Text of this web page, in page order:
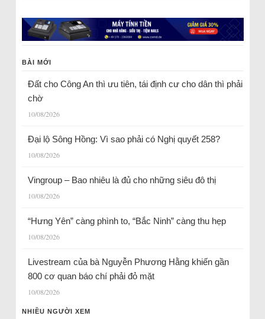
BÀI MỚI
Đất cho Công An thì ưu tiên, tái định cư cho dân thì phải
chờ
10/08/2026
Đại lộ Sông Hồng: Vì sao phải có Nghị quyết 258?
10/08/2026
Vingroup – Bao nhiêu là đủ cho những siêu đô thị
10/08/2026
“Hưng Yên” càng phình to, “Bắc Ninh” càng thu hẹp
10/08/2026
Livestream của bà Nguyễn Phương Hằng khiến gần
800 cơ quan báo chí phải đỏ mặt
10/08/2026
NHIỀU NGƯỜI XEM